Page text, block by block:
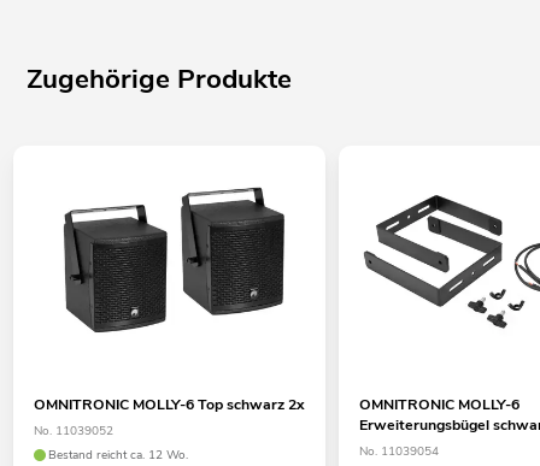
Zugehörige Produkte
OMNITRONIC MOLLY-6 Top schwarz 2x
No. 11039052
Bestand reicht ca. 12 Wo.
OMNITRONIC MOLLY-6
Erweiterungsbügel
No. 11039054